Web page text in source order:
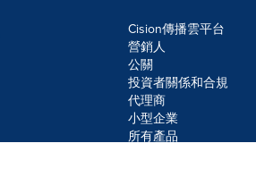
Cision傳播雲平台
營銷人
公關
投資者關係和合規
代理商
小型企業
所有產品